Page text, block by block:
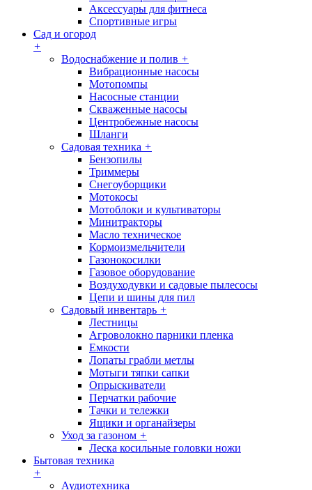
Аксессуары для фитнеса
Спортивные игры
Сад и огород
+
Водоснабжение и полив +
Вибрационные насосы
Мотопомпы
Насосные станции
Скваженные насосы
Центробежные насосы
Шланги
Садовая техника +
Бензопилы
Триммеры
Снегоуборщики
Мотокосы
Мотоблоки и культиваторы
Минитракторы
Масло техническое
Кормоизмельчители
Газонокосилки
Газовое оборудование
Воздуходувки и садовые пылесосы
Цепи и шины для пил
Садовый инвентарь +
Лестницы
Агроволокно парники пленка
Емкости
Лопаты грабли метлы
Мотыги тяпки сапки
Опрыскиватели
Перчатки рабочие
Тачки и тележки
Ящики и органайзеры
Уход за газоном +
Леска косильные головки ножи
Бытовая техника
+
Аудиотехника